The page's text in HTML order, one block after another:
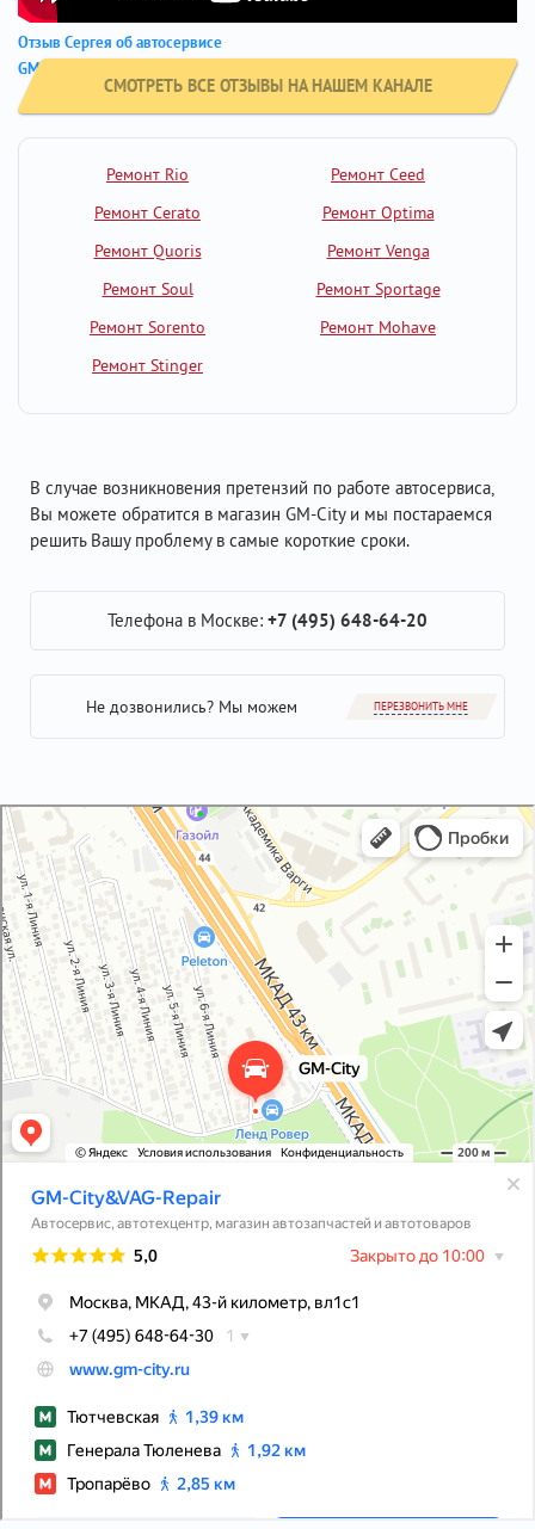
Отзыв Сергея об автосервисе
GM City - Hyundai Elantra
СМОТРЕТЬ ВСЕ ОТЗЫВЫ НА НАШЕМ КАНАЛЕ
Ремонт Rio
Ремонт Ceed
Ремонт Cerato
Ремонт Optima
Ремонт Quoris
Ремонт Venga
Ремонт Soul
Ремонт Sportage
Ремонт Sorento
Ремонт Mohave
Ремонт Stinger
В случае возникновения претензий по работе автосервиса,
Вы можете обратится в магазин GM-City и мы постараемся
решить Вашу проблему в самые короткие сроки.
Телефона в Москве: +7 (495) 648-64-20
Не дозвонились? Мы можем ПЕРЕЗВОНИТЬ МНЕ
GM-City&VAG-Repair
Автосервис, автотехцентр в Москве
Магазин автозапчастей и автотоваров в Москве